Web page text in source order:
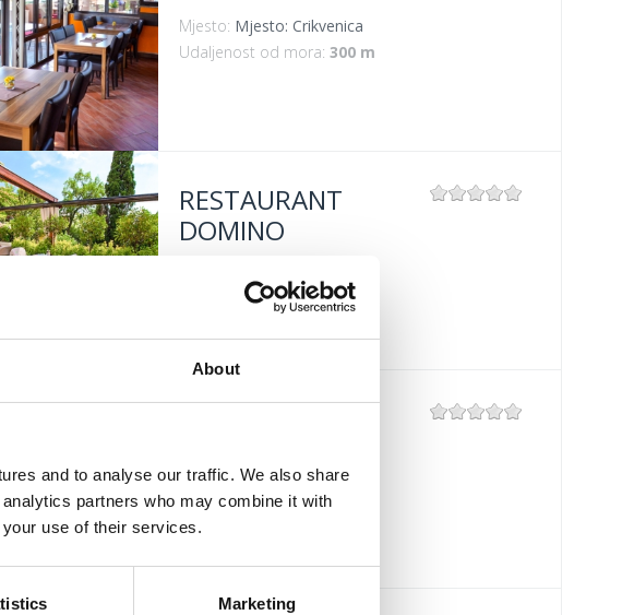
About
and to analyse our traffic. We also share
partners who may combine it with
use of their services.
Marketing
Mjesto: Mjesto: Crikvenica
Udaljenost od mora: 300 m
RESTAURANT
DOMINO
Mjesto: Selce